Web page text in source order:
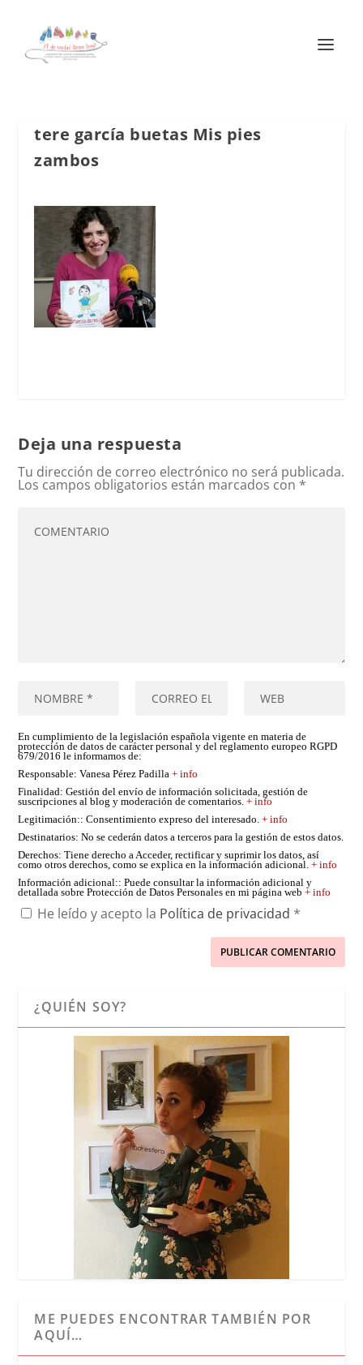
tere garcía buetas Mis pies
zambos
Deja una respuesta
Tu dirección de correo electrónico no será publicada.
Los campos obligatorios están marcados con *
En cumplimiento de la legislación española vigente en materia de
protección de datos de carácter personal y del reglamento europeo RGPD
679/2016 le informamos de:
Responsable: Vanesa Pérez Padilla+ info
Finalidad: Gestión del envío de información solicitada, gestión de
suscripciones al blog y moderación de comentarios.+ info
Legitimación:: Consentimiento expreso del interesado.+ info
Destinatarios: No se cederán datos a terceros para la gestión de estos datos.
Derechos: Tiene derecho a Acceder, rectificar y suprimir los datos, así
como otros derechos, como se explica en la información adicional.+ info
Información adicional:: Puede consultar la información adicional y
detallada sobre Protección de Datos Personales en mi página web+ info
He leído y acepto la Política de privacidad *
¿QUIÉN SOY?
ME PUEDES ENCONTRAR TAMBIÉN POR
AQUÍ…